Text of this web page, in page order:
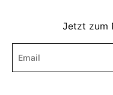
Jetzt zum